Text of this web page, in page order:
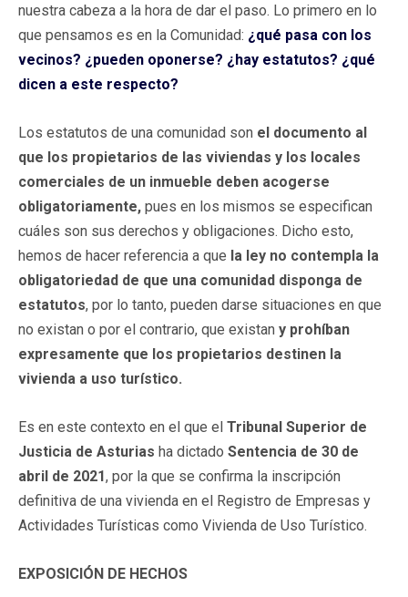
nuestra cabeza a la hora de dar el paso. Lo primero en lo
que pensamos es en la Comunidad: ¿qué pasa con los
vecinos? ¿pueden oponerse? ¿hay estatutos? ¿qué
dicen a este respecto?
Los estatutos de una comunidad son el documento al
que los propietarios de las viviendas y los locales
comerciales de un inmueble deben acogerse
obligatoriamente, pues en los mismos se especifican
cuáles son sus derechos y obligaciones. Dicho esto,
hemos de hacer referencia a que la ley no contempla la
obligatoriedad de que una comunidad disponga de
estatutos, por lo tanto, pueden darse situaciones en que
no existan o por el contrario, que existan y prohíban
expresamente que los propietarios destinen la
vivienda a uso turístico.
Es en este contexto en el que el Tribunal Superior de
Justicia de Asturias ha dictado Sentencia de 30 de
abril de 2021, por la que se confirma la inscripción
definitiva de una vivienda en el Registro de Empresas y
Actividades Turísticas como Vivienda de Uso Turístico.
EXPOSICIÓN DE HECHOS